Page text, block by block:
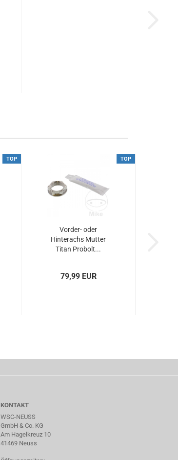
TOP TOP
Vorder- oder
Hinterachs Mutter
Titan Probolt...
79,99 EUR
KONTAKT
WSC-NEUSS
GmbH & Co. KG
Am Hagelkreuz 10
41469 Neuss